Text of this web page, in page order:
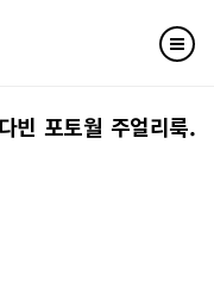
빈 포토월 주얼리룩.